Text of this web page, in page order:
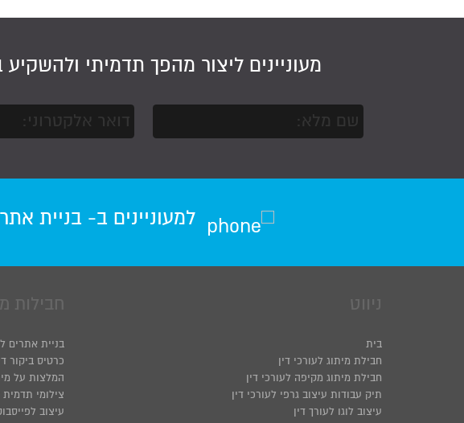
מעוניינים ליצור מהפך תדמיתי
למעוניינים ב- בניית
ניווט
בית
חבילת מיתוג לעורכי דין
חבילת מיתוג מקיפה לעורכי דין
תיק עבודות עיצוב גרפי לעורכי דין
עיצוב לוגו לעורך דין
חבילות
בניית אתרים
כרטיס ביקור
המלצות על
צילומי
עיצוב